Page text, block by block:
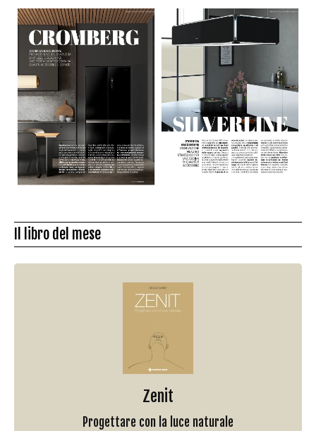
Il libro del mese
Zenit
Progettare con la luce naturale